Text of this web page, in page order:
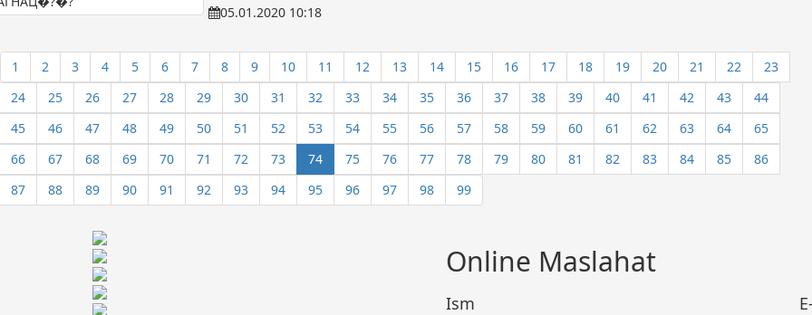
05.01.2020 10:18
1 2 3 4 5 6 7 8 9 10 11 12 13 14 15 16 17 18 19 20 21 22
23
24
25 26 27 28 29 30 31 32 33 34 35 36 37 38 39 40 41 42 43
44
45
46 47 48 49 50 51 52 53 54 55 56 57 58 59 60 61 62 63 64
65
66
67 68 69 70 71 72 73 74 75 76 77 78 79 80 81 82 83 84 85
86
87
88 89 90 91 92 93 94 95 96 97 98 99
Online Maslahat
Ism